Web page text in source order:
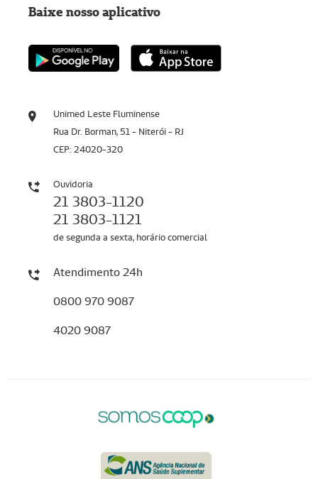
Unimed Leste Fluminense
Rua Dr. Borman, 51 - Niterói - RJ
CEP: 24020-320
Ouvidoria
21 3803-1120
21 3803-1121
de segunda a sexta, horário comercial
Atendimento 24h
0800 970 9087
4020 9087
Baixe nosso aplicativo